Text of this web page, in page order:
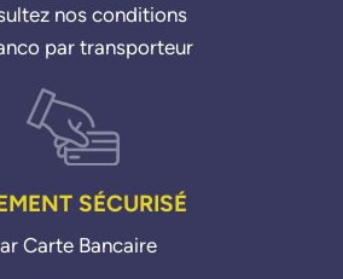
nos conditions
par transporteur
SÉCURISÉ
Carte Bancaire